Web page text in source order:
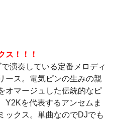
ス！！！
演奏している定番メロディ
ース。電気ピンの生みの親
オマージュした伝統的なピ
Y2Kを代表するアンセムま
ックス。単曲なのでDJでも